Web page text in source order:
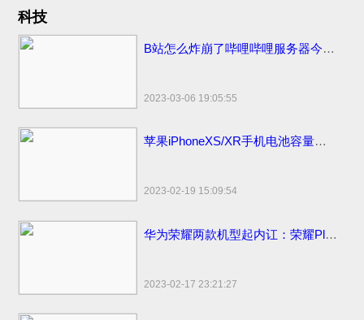
科技
B站怎么炸崩了哔哩哔哩服务器今日怎么又炸挂了？技术团队公开早先原因
2023-03-06 19:05:55
苹果iPhoneXS/XR手机电池容量续航最强？答案揭晓
2023-02-19 15:09:54
华为荣耀两款机型起内讧：荣耀Play官方价格同价同配该如何选？
2023-02-17 23:21:27